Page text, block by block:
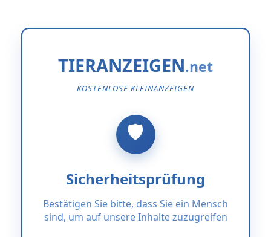
TIERANZEIGEN
KOSTENLOSE KLEINANZEIGEN
Sicherheitsprüfung
Bestätigen Sie bitte, dass Sie ein Mensch
sind, um auf unsere Inhalte zuzugreifen